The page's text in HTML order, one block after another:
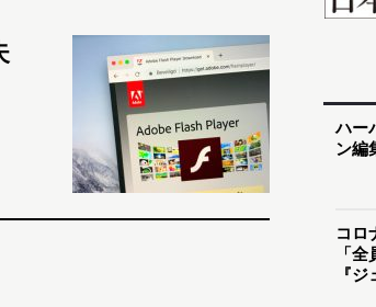
ハー
ン編
コロ
「
『